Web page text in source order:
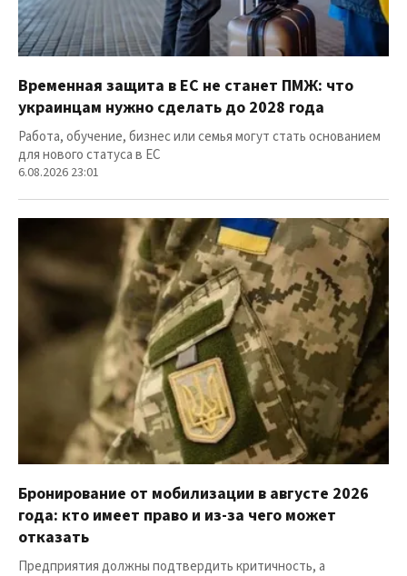
Временная защита в ЕС не станет ПМЖ: что
украинцам нужно сделать до 2028 года
Работа, обучение, бизнес или семья могут стать основанием
для нового статуса в ЕС
6.08.2026 23:01
Бронирование от мобилизации в августе 2026
года: кто имеет право и из-за чего может
отказать
Предприятия должны подтвердить критичность, а